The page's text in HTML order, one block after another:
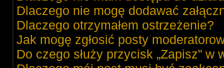
Dlaczego nie mogę dodawać
Dlaczego otrzymałem ostrzeżenie?
Jak mogę zgłosić posty
Do czego służy przycisk „Zapisz”